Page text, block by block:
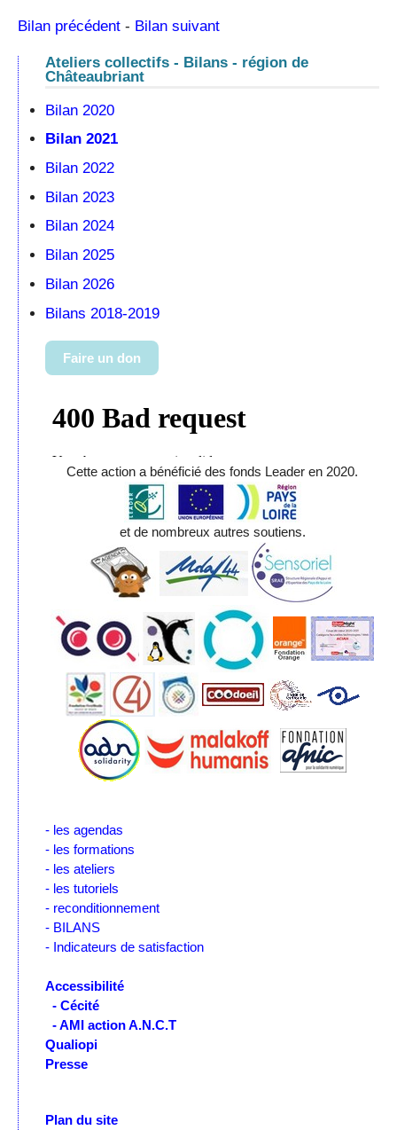
Bilan précédent - Bilan suivant
Ateliers collectifs - Bilans - région de
Châteaubriant
Bilan 2020
Bilan 2021
Bilan 2022
Bilan 2023
Bilan 2024
Bilan 2025
Bilan 2026
Bilans 2018-2019
Faire un don
Cette action a bénéficié des fonds Leader en 2020.
et de nombreux autres soutiens.
- les agendas
- les formations
- les ateliers
- les tutoriels
- reconditionnement
- BILANS
- Indicateurs de satisfaction
Accessibilité
- Cécité
- AMI action A.N.C.T
Qualiopi
Presse
Plan du site